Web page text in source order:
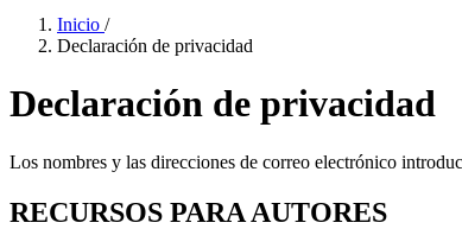
Inicio /
Declaración de privacidad
Declaración de privacidad
Los nombres y las direcciones de correo electrónico
RECURSOS PARA AUTORES